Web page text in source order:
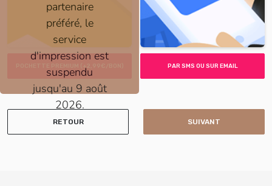
partenaire
préféré, le
service
d'impression est
suspendu
jusqu'au 9 août
2026.
PAR SMS OU SUR EMAIL
RETOUR SUIVANT